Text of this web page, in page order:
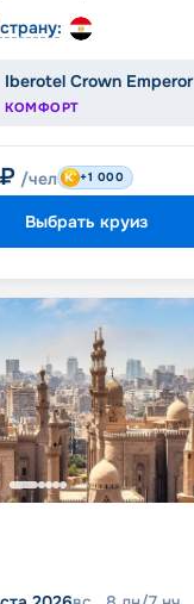
Iberotel Crown Emperor
КОМФОРТ
₽ /чел +1 000
Выбрать круиз